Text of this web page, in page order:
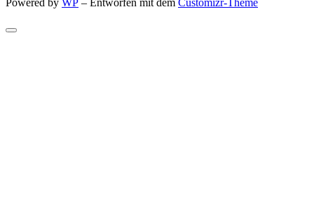
Powered by WP – Entworfen mit dem Customizr-Theme